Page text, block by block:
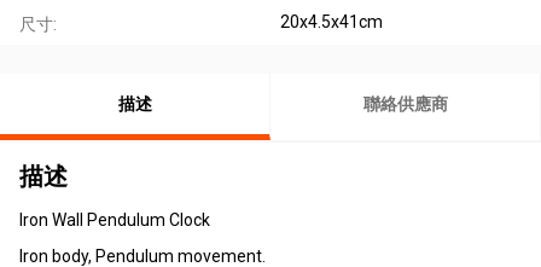
尺寸: 20x4.5x41cm
描述 聯絡供應商
描述
Iron Wall Pendulum Clock
Iron body, Pendulum movement.